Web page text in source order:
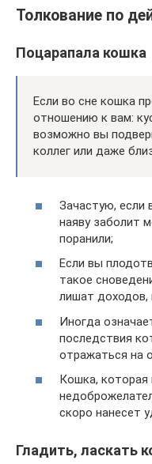
Толкование по
Поцарапала кошка
Если во сне кошка
отношению к вам:
возможно вы
коллег или даже
Зачастую, если
наяву заболит
поранили;
Если вы
такое
лишат доходов,
Иногда
последствия
отражаться на
Кошка, которая
скоро нанесет
Гладить, ласкать